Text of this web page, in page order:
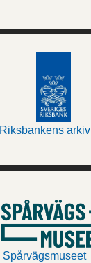
Riksbankens arkiv
Spårvägsmuseet